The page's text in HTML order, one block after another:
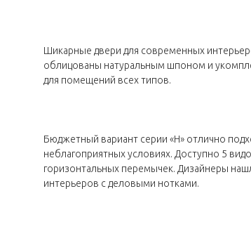
Шикарные двери для современных
облицованы натуральным шпоном и
для помещений всех типов.
Бюджетный вариант серии «H» отлично
неблагоприятных условиях. Доступно 5
горизонтальных перемычек. Дизайнеры
интерьеров с деловыми нотками.